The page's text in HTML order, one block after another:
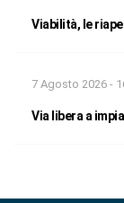
Viabilità, le
7 Agosto 2026 -
Via libera a